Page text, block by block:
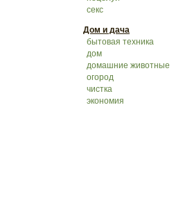
секс
Дом и дача
бытовая техника
дом
домашние животные
огород
чистка
экономия